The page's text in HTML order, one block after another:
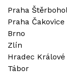
Praha
Praha Čakovice
Brno
Zlín
Hradec Králové
Tábor